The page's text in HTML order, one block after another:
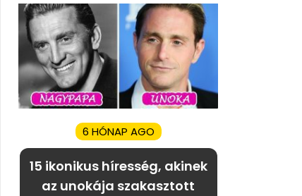
6 HÓNAP AGO
15 ikonikus híresség, akinek
az unokája szakasztott